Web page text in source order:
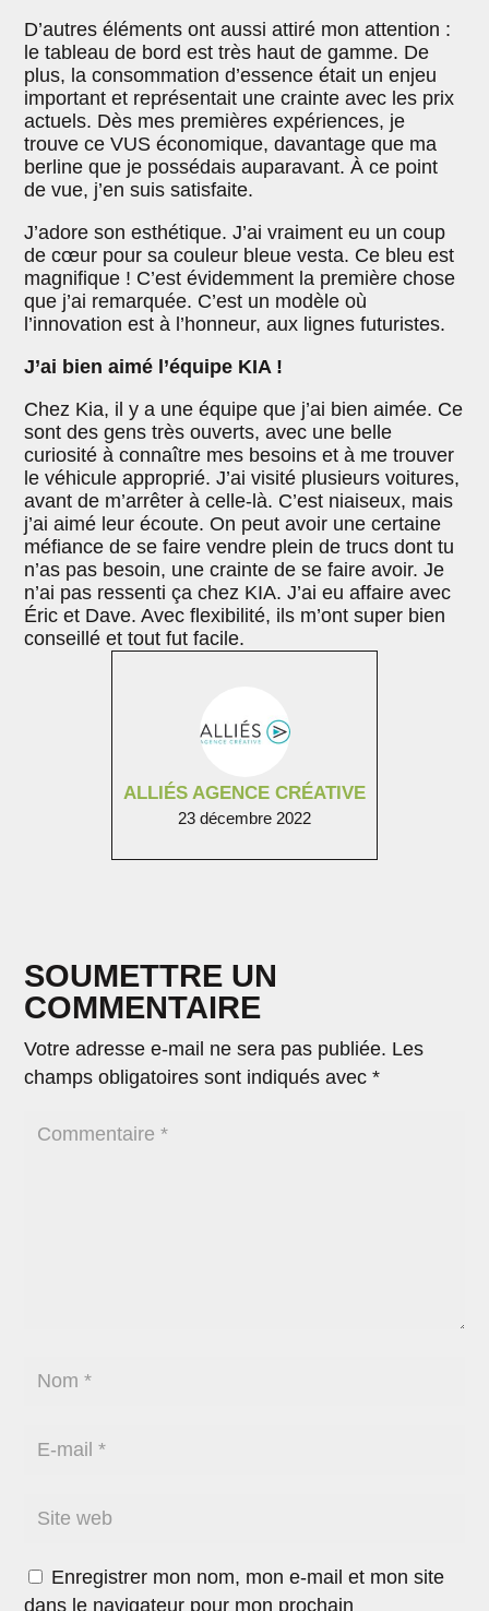
ALLIÉS AGENCE CRÉATIVE
23 décembre 2022
D’autres éléments ont aussi attiré mon attention :
le tableau de bord est très haut de gamme. De
plus, la consommation d’essence était un enjeu
important et représentait une crainte avec les prix
actuels. Dès mes premières expériences, je
trouve ce VUS économique, davantage que ma
berline que je possédais auparavant. À ce point
de vue, j’en suis satisfaite.
J’adore son esthétique. J’ai vraiment eu un coup
de cœur pour sa couleur bleue vesta. Ce bleu est
magnifique ! C’est évidemment la première chose
que j’ai remarquée. C’est un modèle où
l’innovation est à l’honneur, aux lignes futuristes.
J’ai bien aimé l’équipe KIA !
Chez Kia, il y a une équipe que j’ai bien aimée. Ce
sont des gens très ouverts, avec une belle
curiosité à connaître mes besoins et à me trouver
le véhicule approprié. J’ai visité plusieurs voitures,
avant de m’arrêter à celle-là. C’est niaiseux, mais
j’ai aimé leur écoute. On peut avoir une certaine
méfiance de se faire vendre plein de trucs dont tu
n’as pas besoin, une crainte de se faire avoir. Je
n’ai pas ressenti ça chez KIA. J’ai eu affaire avec
Éric et Dave. Avec flexibilité, ils m’ont super bien
conseillé et tout fut facile.
SOUMETTRE UN
COMMENTAIRE
Votre adresse e-mail ne sera pas publiée. Les
champs obligatoires sont indiqués avec*
Enregistrer mon nom, mon e-mail et mon site
dans le navigateur pour mon prochain